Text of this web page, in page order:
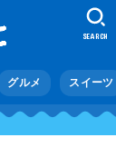
グルメ スイーツ
SEARCH